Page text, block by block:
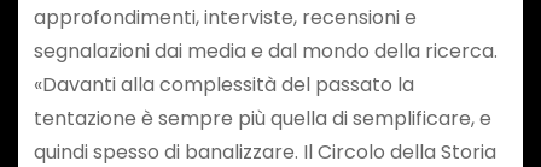
approfondimenti, interviste, recensioni e
segnalazioni dai media e dal mondo della ricerca.
«Davanti alla complessità del passato la
tentazione è sempre più quella di semplificare, e
quindi spesso di banalizzare. Il Circolo della Storia